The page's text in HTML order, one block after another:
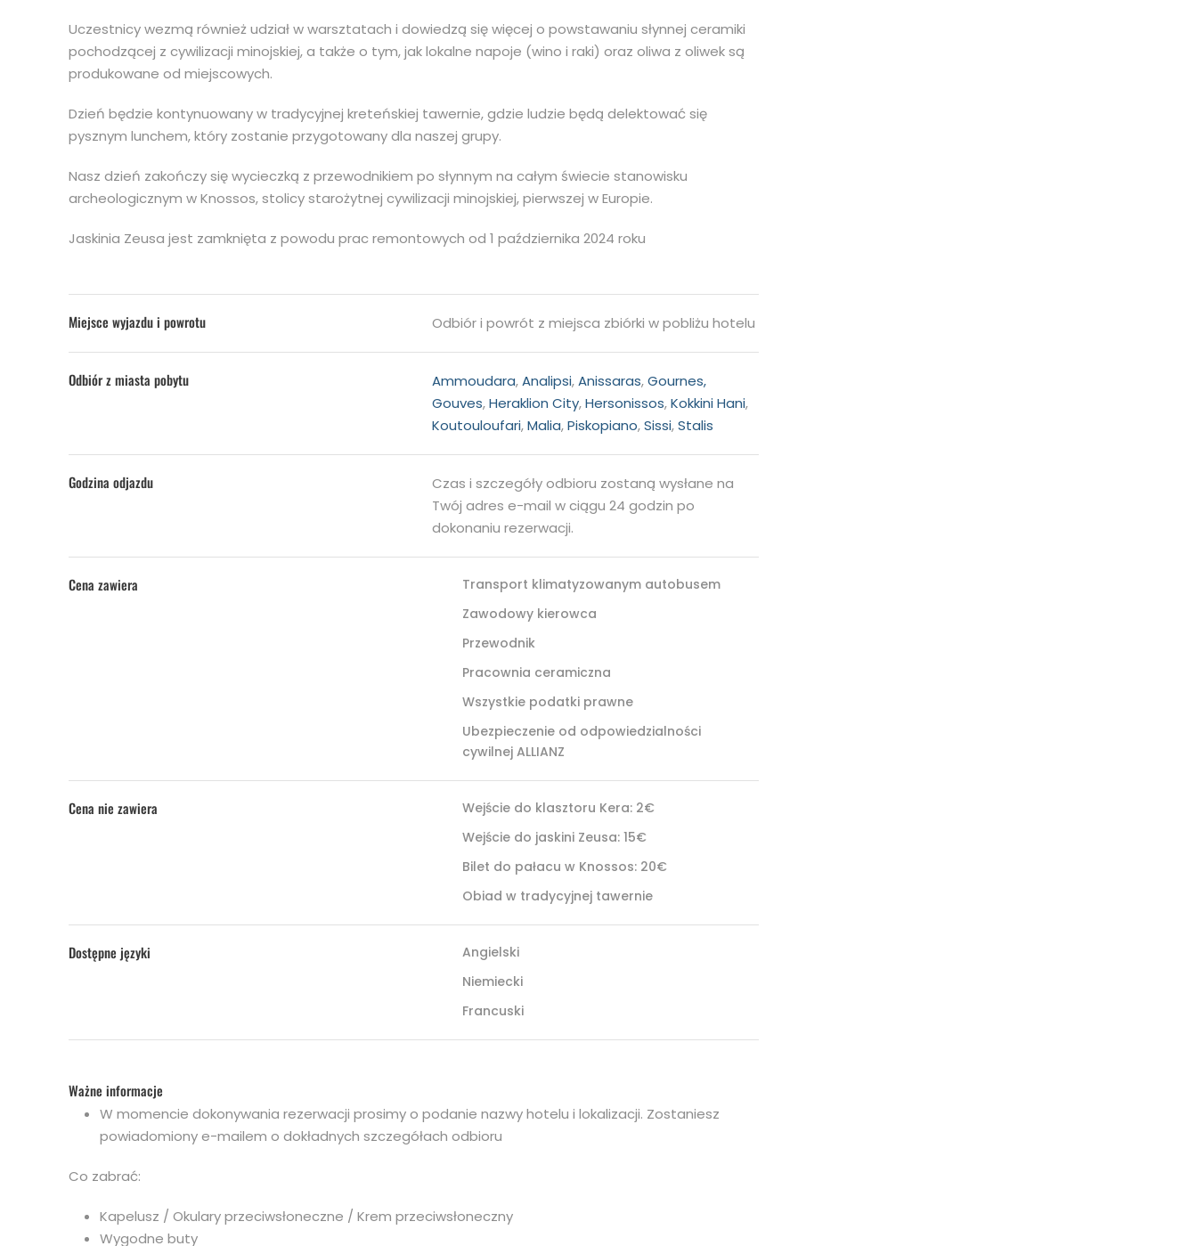
Uczestnicy wezmą również udział w warsztatach i dowiedzą się więcej o powstawaniu słynnej ceramiki
pochodzącej z cywilizacji minojskiej, a także o tym, jak lokalne napoje (wino i raki) oraz oliwa z oliwek są
produkowane od miejscowych.
Dzień będzie kontynuowany w tradycyjnej kreteńskiej tawernie, gdzie ludzie będą delektować się
pysznym lunchem, który zostanie przygotowany dla naszej grupy.
Nasz dzień zakończy się wycieczką z przewodnikiem po słynnym na całym świecie stanowisku
archeologicznym w Knossos, stolicy starożytnej cywilizacji minojskiej, pierwszej w Europie.
Jaskinia Zeusa jest zamknięta z powodu prac remontowych od 1 października 2024 roku
Miejsce wyjazdu i powrotu Odbiór i powrót z miejsca zbiórki w pobliżu hotelu
Odbiór z miasta pobytu Ammoudara,Analipsi,Anissaras,Gournes,
Gouves,Heraklion City,Hersonissos,Kokkini Hani,
Koutouloufari,Malia,Piskopiano,Sissi,Stalis
Godzina odjazdu
Czas i szczegóły odbioru zostaną wysłane na
Twój adres e-mail w ciągu 24 godzin po
dokonaniu rezerwacji.
Cena zawiera
Transport klimatyzowanym autobusem
Zawodowy kierowca
Przewodnik
Pracownia ceramiczna
Wszystkie podatki prawne
Ubezpieczenie od odpowiedzialności
cywilnej ALLIANZ
Cena nie zawiera
Wejście do klasztoru Kera: 2€
Wejście do jaskini Zeusa: 15€
Bilet do pałacu w Knossos: 20€
Obiad w tradycyjnej tawernie
Dostępne języki
Angielski
Niemiecki
Francuski
Ważne informacje
W momencie dokonywania rezerwacji prosimy o podanie nazwy hotelu i lokalizacji. Zostaniesz
powiadomiony e-mailem o dokładnych szczegółach odbioru
Co zabrać:
Kapelusz / Okulary przeciwsłoneczne / Krem przeciwsłoneczny
Wygodne buty